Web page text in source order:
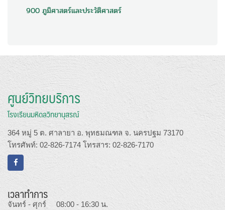
900 ภูมิศาสตร์และประวัติศาสตร์
ศูนย์วิทยบริการ
โรงเรียนมหิดลวิทยานุสรณ์
364 หมู่ 5 ต. ศาลายา อ. พุทธมณฑล จ. นครปฐม 73170
โทรศัพท์: 02-826-7174 โทรสาร: 02-826-7170
เวลาทำการ
จันทร์ - ศุกร์ 08:00 - 16:30 น.